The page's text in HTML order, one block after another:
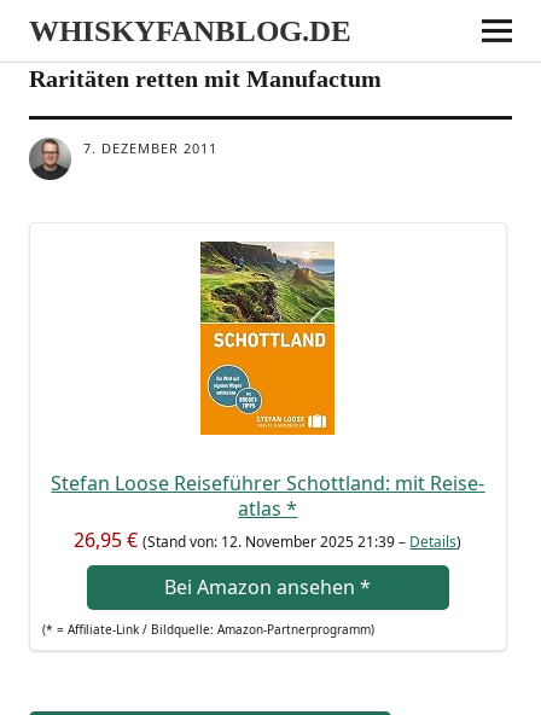
WHISKYFANBLOG.DE
DEALS
Raritäten retten mit Manufactum
7. DEZEMBER 2011
Ste­fan Loo­se Rei­se­füh­rer Schott­land: mit Rei­se­
at­las*
26,95 € (Stand von: 12. Novem­ber 2025 21:39 – Details)
Bei Ama­zon anse­hen*
(* = Affi­lia­te-Link / Bild­quel­le: Amazon-Partnerprogramm)